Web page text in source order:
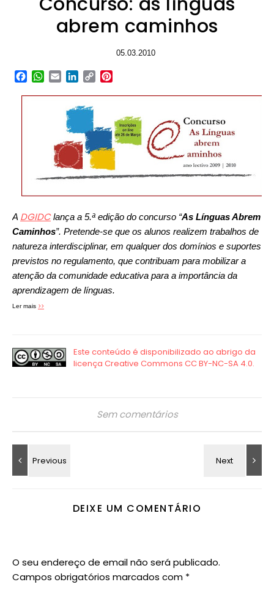
abrem caminhos
05.03.2010
Facebook
WhatsApp
EmailLinkedIn
Copy
A DGIDClança a 5.ª edição do concurso “As Línguas Abrem
Caminhos”. Pretende-se que os alunos realizem trabalhos de
natureza interdisciplinar, em qualquer dos domínios e suportes
previstos no regulamento, que contribuam para mobilizar a
atenção da comunidade educativa para a importância da
aprendizagem de línguas.
Ler mais >>
Sem comentários
DEIXE UM COMENTÁRIO
O seu endereço de email não será publicado.
Campos obrigatórios marcados com *